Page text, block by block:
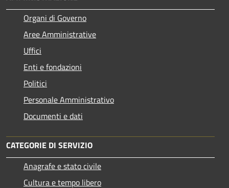
Organi di Governo
Aree Amministrative
Uffici
Enti e fondazioni
Politici
Personale Amministrativo
Documenti e dati
CATEGORIE DI SERVIZIO
Anagrafe e stato civile
Cultura e tempo libero